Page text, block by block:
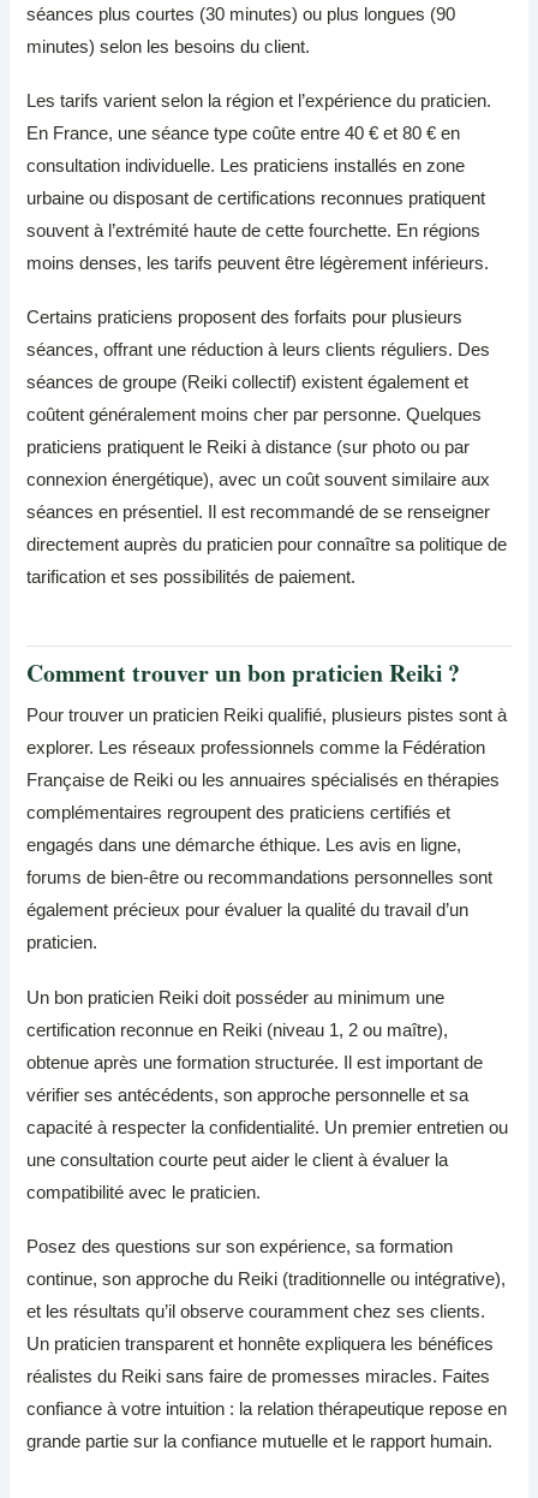
séances plus courtes (30 minutes) ou plus longues (90
minutes) selon les besoins du client.
Les tarifs varient selon la région et l’expérience du praticien.
En France, une séance type coûte entre 40 € et 80 € en
consultation individuelle. Les praticiens installés en zone
urbaine ou disposant de certifications reconnues pratiquent
souvent à l’extrémité haute de cette fourchette. En régions
moins denses, les tarifs peuvent être légèrement inférieurs.
Certains praticiens proposent des forfaits pour plusieurs
séances, offrant une réduction à leurs clients réguliers. Des
séances de groupe (Reiki collectif) existent également et
coûtent généralement moins cher par personne. Quelques
praticiens pratiquent le Reiki à distance (sur photo ou par
connexion énergétique), avec un coût souvent similaire aux
séances en présentiel. Il est recommandé de se renseigner
directement auprès du praticien pour connaître sa politique de
tarification et ses possibilités de paiement.
Comment trouver un bon praticien Reiki ?
Pour trouver un praticien Reiki qualifié, plusieurs pistes sont à
explorer. Les réseaux professionnels comme la Fédération
Française de Reiki ou les annuaires spécialisés en thérapies
complémentaires regroupent des praticiens certifiés et
engagés dans une démarche éthique. Les avis en ligne,
forums de bien-être ou recommandations personnelles sont
également précieux pour évaluer la qualité du travail d’un
praticien.
Un bon praticien Reiki doit posséder au minimum une
certification reconnue en Reiki (niveau 1, 2 ou maître),
obtenue après une formation structurée. Il est important de
vérifier ses antécédents, son approche personnelle et sa
capacité à respecter la confidentialité. Un premier entretien ou
une consultation courte peut aider le client à évaluer la
compatibilité avec le praticien.
Posez des questions sur son expérience, sa formation
continue, son approche du Reiki (traditionnelle ou intégrative),
et les résultats qu’il observe couramment chez ses clients.
Un praticien transparent et honnête expliquera les bénéfices
réalistes du Reiki sans faire de promesses miracles. Faites
confiance à votre intuition : la relation thérapeutique repose en
grande partie sur la confiance mutuelle et le rapport humain.